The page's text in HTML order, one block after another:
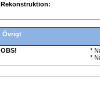
Rekonstruktion:
Övrigt
OBS!
*
*